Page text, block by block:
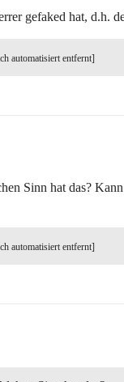
gefaked hat, d.h.
automatisiert entfernt]
Sinn hat das?
automatisiert entfernt]